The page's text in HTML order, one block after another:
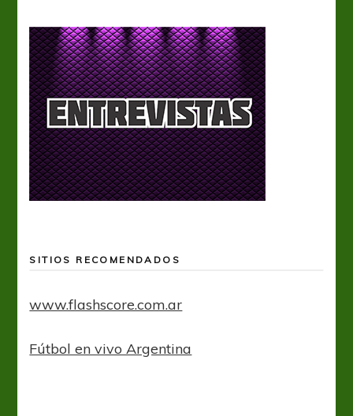
SITIOS RECOMENDADOS
www.flashscore.com.ar
Fútbol en vivo Argentina